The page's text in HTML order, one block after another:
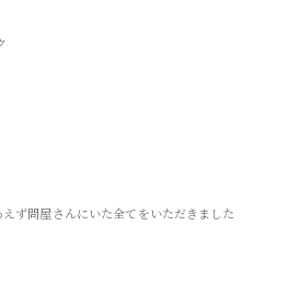
ず問屋さんにいた全てをいただきました